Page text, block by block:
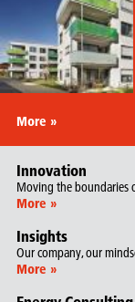
More »
Innovation
Moving the boundaries
More »
Insights
Our company, our
More »